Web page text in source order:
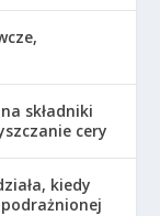
składniki
cery
kiedy